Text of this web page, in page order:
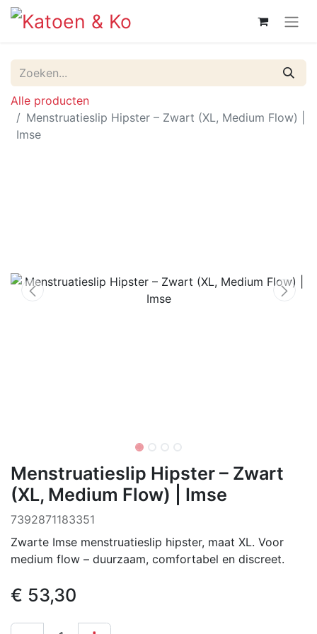
Alle producten
Menstruatieslip Hipster – Zwart (XL, Medium Flow) |
Imse
Menstruatieslip Hipster – Zwart
(XL, Medium Flow) | Imse
7392871183351
Zwarte Imse menstruatieslip hipster, maat XL. Voor
medium flow – duurzaam, comfortabel en discreet.
€ 53,30